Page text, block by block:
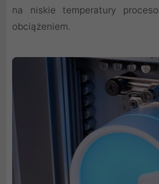
na niskie temperatury
obciążeniem.